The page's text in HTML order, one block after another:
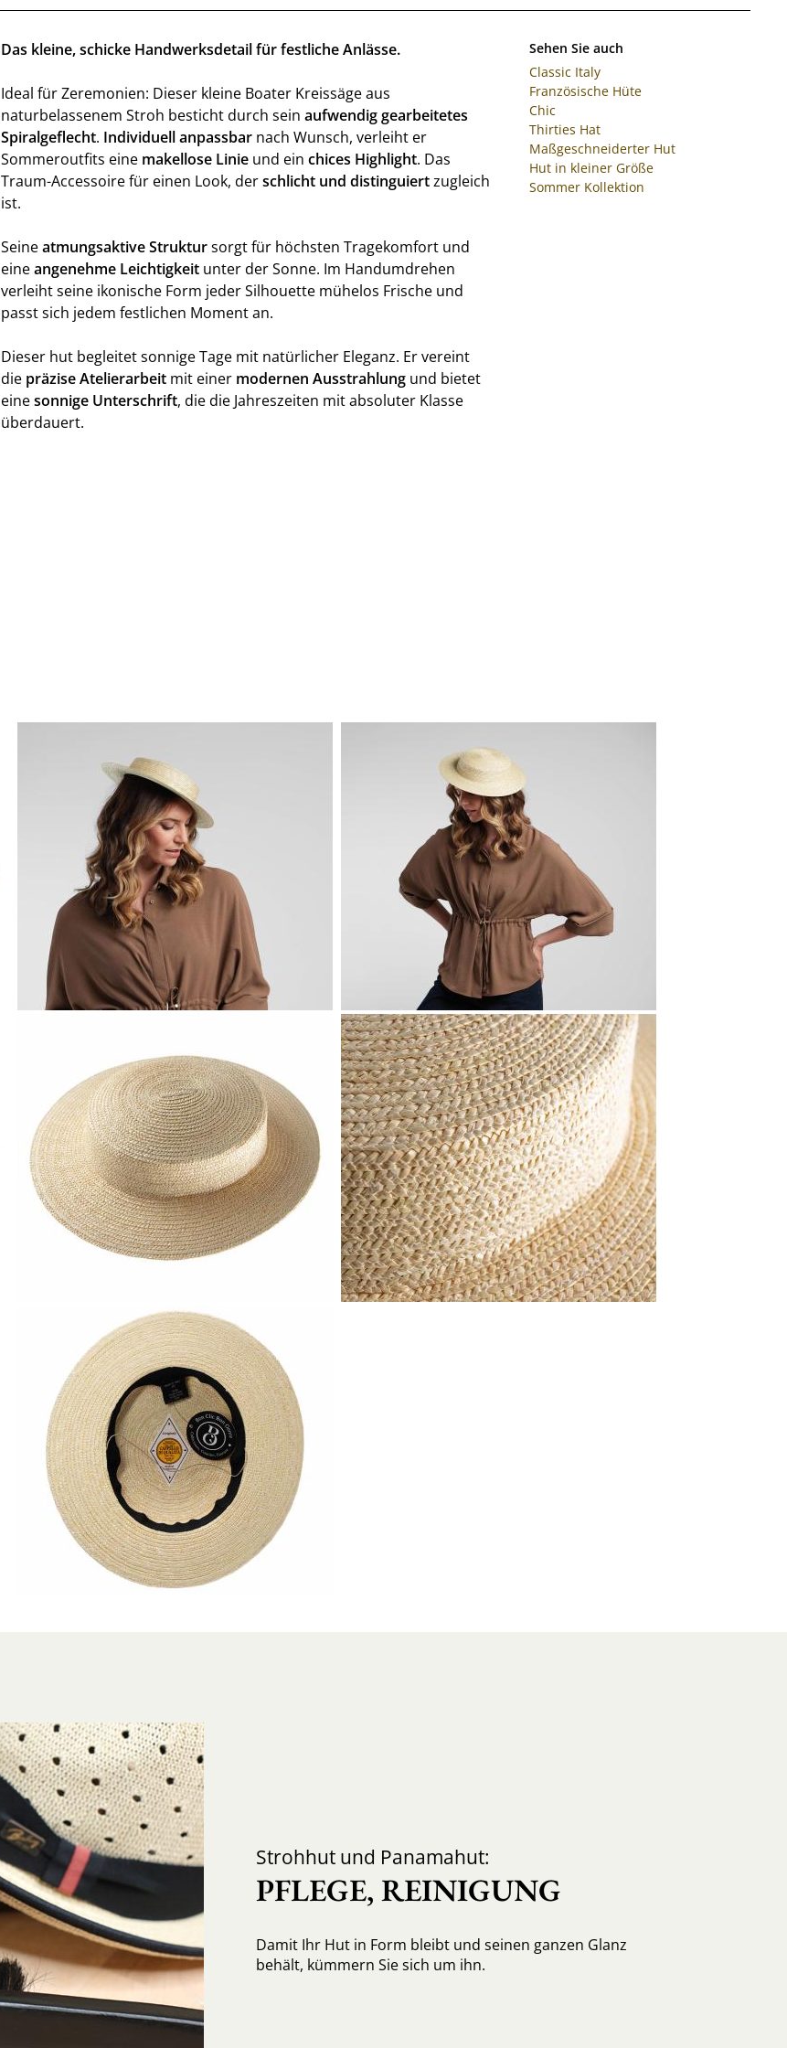
Das kleine, schicke Handwerksdetail für festliche Anlässe.
Ideal für Zeremonien: Dieser kleine Boater Kreissäge aus
naturbelassenem Stroh besticht durch sein aufwendig gearbeitetes
Spiralgeflecht. Individuell anpassbarnach Wunsch, verleiht er
Sommeroutfits eine makellose Linieund ein chices Highlight. Das
Traum-Accessoire für einen Look, derschlicht und distinguiertzugleich
ist.
Seineatmungsaktive Struktursorgt für höchsten Tragekomfort und
eineangenehme Leichtigkeitunter der Sonne. Im Handumdrehen
verleiht seine ikonische Form jeder Silhouette mühelos Frische und
passt sich jedem festlichen Moment an.
Dieser hut begleitet sonnige Tage mit natürlicher Eleganz. Er vereint
die präzise Atelierarbeitmit einer modernen Ausstrahlungund bietet
einesonnige Unterschrift, die die Jahreszeiten mit absoluter Klasse
überdauert.
Sehen Sie auch
Classic Italy
Französische Hüte
Chic
Thirties Hat
Maßgeschneiderter Hut
Hut in kleiner Größe
Sommer Kollektion
Strohhut und Panamahut:
PFLEGE, REINIGUNG
Damit Ihr Hut in Form bleibt und seinen ganzen Glanz
behält, kümmern Sie sich um ihn.